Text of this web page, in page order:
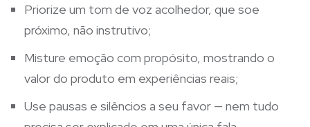
Priorize um tom de voz acolhedor, que soe
próximo, não instrutivo;
Misture emoção com propósito, mostrando o
valor do produto em experiências reais;
Use pausas e silêncios a seu favor — nem tudo